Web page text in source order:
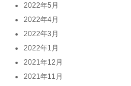
2022年5月
2022年4月
2022年3月
2022年1月
2021年12月
2021年11月